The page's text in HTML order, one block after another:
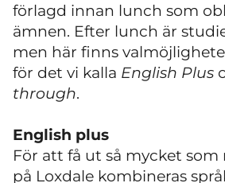
förlagd innan lunch som
ämnen. Efter lunch är
men här finns
för det vi kalla English Plus
through.
English plus
För att få ut så mycket
på Loxdale kombineras